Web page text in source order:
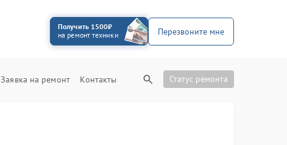
Получить 1500₽
на ремонт техники
Перезвоните мне
Заявка на ремонт Контакты Статус ремонта